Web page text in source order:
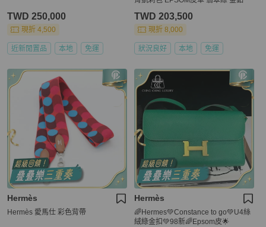
TWD 250,000
現折 4,500
近新閒置品 本地 免運
TWD 203,500
現折 8,000
狀況良好 本地 免運
Hermès
Hermès 愛馬仕 彩色背帶
Hermès
🌈Hermes💚Constance to go💚U4絲
絨綠金扣💚98新🌈Epsom皮🌟